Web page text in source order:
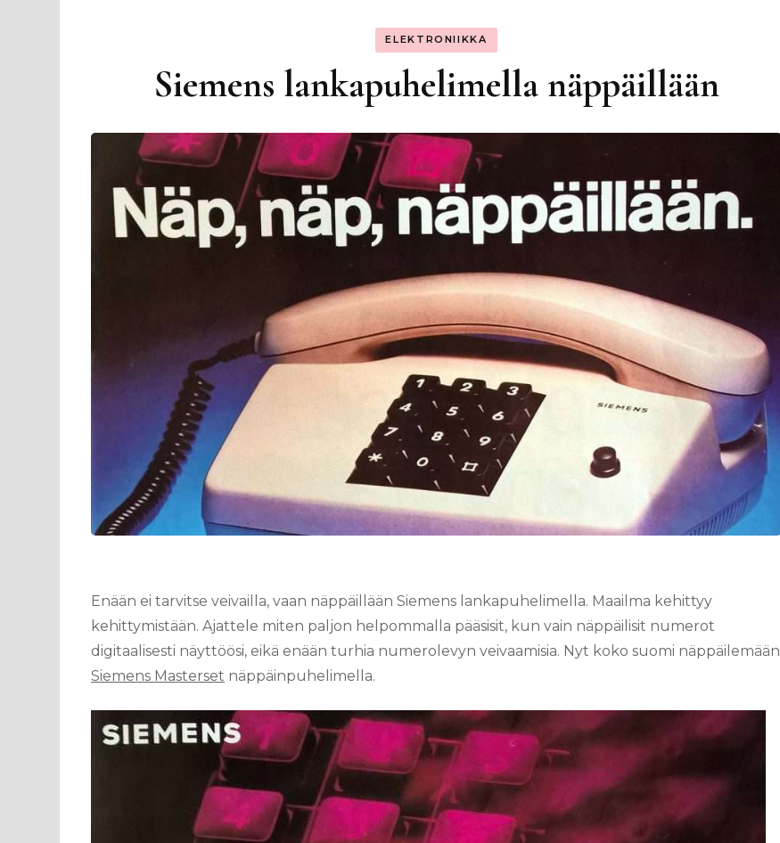
ELEKTRONIIKKA
Siemens lankapuhelimella näppäillään
Enään ei tarvitse veivailla, vaan näppäillään Siemens lankapuhelimella. Maailma kehittyy
kehittymistään. Ajattele miten paljon helpommalla pääsisit, kun vain näppäilisit numerot
digitaalisesti näyttöösi, eikä enään turhia numerolevyn veivaamisia. Nyt koko suomi näppäilemään
Siemens Masterset näppäinpuhelimella.